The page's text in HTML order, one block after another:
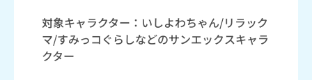
対象キャラクター：いしよわちゃん/リラック
マ/すみっコぐらしなどのサンエックスキャラ
クター